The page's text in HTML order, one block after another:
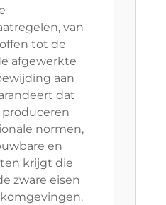
van
tot de
afgewerkte
aan
dat
normen,
en
krijgt die
zware eisen